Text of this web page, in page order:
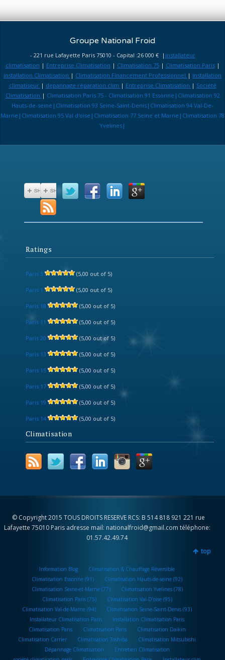
Groupe National Froid
- 221 rue Lafayette Paris 75010 - Capital :26 000 € | installateur
climatisation | Entreprise Climatisation | Climatisation 75| Climatisation Paris|
installation Climatisation | Climatisation Financement Professionnel | installation
climatiseur | depannage réparation clim | Entreprise Climatisation | Société
Climatisation | Climatisation Paris 75 - Climatisation 91 Essonne|Climatisation 92
Hauts-de-seine|Climatisation 93 Seine-Saint-Denis|Climatisation 94 Val-De-
Marne|Climatisation 95 Val d'oise|Climatisation 77 Seine et Marne|Climatisation 78
Yvelines|
Ratings
Paris 3 (5,00 out of 5)
Paris 1 (5,00 out of 5)
Paris 18 (5,00 out of 5)
Paris 11 (5,00 out of 5)
Paris 20 (5,00 out of 5)
Paris 13 (5,00 out of 5)
Paris 15 (5,00 out of 5)
Paris 17 (5,00 out of 5)
Paris 19 (5,00 out of 5)
Paris 14 (5,00 out of 5)
Climatisation
© Copyright 2015 TOUS DROITS RESERVE RCS: B 514 818 921 221 rue
Lafayette 75010 Paris adresse mail: nationalfroid@gmail.com téléphone:
01.57.42.49.74
top
Information Blog
Climatisation & Chauffage Réversible
Climatisation Essonne (91)
Climatisation Hauts-de-seine (92)
Climatisation Seine-et-Marne (77)
Climatisation Yvelines (78)
Climatisation Paris (75)
Climatisation Val-D’oise (95)
Climatisation Val-de-Marne (94)
Climatisation Seine-Saint-Denis (93)
Installateur Climatisation Paris
Installation Climatisation Paris
Climatisation Paris
Climatisation Paris
Climatisation Daikin
Climatisation Carrier
Climatisation Toshiba
Climatisation Mitsubishi
Dépannage Climatisation
Entretien Climatisation